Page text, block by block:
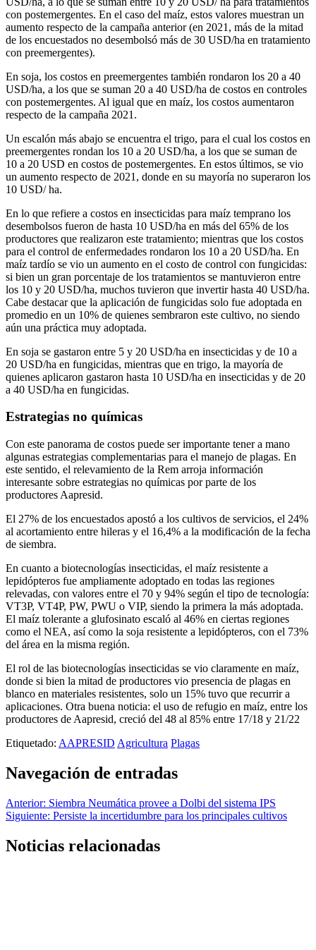
con postemergentes. En el caso del maíz, estos valores muestran un
aumento respecto de la campaña anterior (en 2021, más de la mitad
de los encuestados no desembolsó más de 30 USD/ha en tratamiento
con preemergentes).
En soja, los costos en preemergentes también rondaron los 20 a 40
USD/ha, a los que se suman 20 a 40 USD/ha de costos en controles
con postemergentes. Al igual que en maíz, los costos aumentaron
respecto de la campaña 2021.
Un escalón más abajo se encuentra el trigo, para el cual los costos en
preemergentes rondan los 10 a 20 USD/ha, a los que se suman de
10 a 20 USD en costos de postemergentes. En estos últimos, se vio
un aumento respecto de 2021, donde en su mayoría no superaron los
10 USD/ ha.
En lo que refiere a costos en insecticidas para maíz temprano los
desembolsos fueron de hasta 10 USD/ha en más del 65% de los
productores que realizaron este tratamiento; mientras que los costos
para el control de enfermedades rondaron los 10 a 20 USD/ha. En
maíz tardío se vio un aumento en el costo de control con fungicidas:
si bien un gran porcentaje de los tratamientos se mantuvieron entre
los 10 y 20 USD/ha, muchos tuvieron que invertir hasta 40 USD/ha.
Cabe destacar que la aplicación de fungicidas solo fue adoptada en
promedio en un 10% de quienes sembraron este cultivo, no siendo
aún una práctica muy adoptada.
En soja se gastaron entre 5 y 20 USD/ha en insecticidas y de 10 a
20 USD/ha en fungicidas, mientras que en trigo, la mayoría de
quienes aplicaron gastaron hasta 10 USD/ha en insecticidas y de 20
a 40 USD/ha en fungicidas.
Estrategias no químicas
Con este panorama de costos puede ser importante tener a mano
algunas estrategias complementarias para el manejo de plagas. En
este sentido, el relevamiento de la Rem arroja información
interesante sobre estrategias no químicas por parte de los
productores Aapresid.
El 27% de los encuestados apostó a los cultivos de servicios, el 24%
al acortamiento entre hileras y el 16,4% a la modificación de la fecha
de siembra.
En cuanto a biotecnologías insecticidas, el maíz resistente a
lepidópteros fue ampliamente adoptado en todas las regiones
relevadas, con valores entre el 70 y 94% según el tipo de tecnología:
VT3P, VT4P, PW, PWU o VIP, siendo la primera la más adoptada.
El maíz tolerante a glufosinato escaló al 46% en ciertas regiones
como el NEA, así como la soja resistente a lepidópteros, con el 73%
del área en la misma región.
El rol de las biotecnologías insecticidas se vio claramente en maíz,
donde si bien la mitad de productores vio presencia de plagas en
blanco en materiales resistentes, solo un 15% tuvo que recurrir a
aplicaciones. Otra buena noticia: el uso de refugio en maíz, entre los
productores de Aapresid, creció del 48 al 85% entre 17/18 y 21/22
Etiquetado: AAPRESID Agricultura Plagas
Navegación de entradas
Anterior: Siembra Neumática provee a Dolbi del sistema IPS
Siguiente: Persiste la incertidumbre para los principales cultivos
Noticias relacionadas